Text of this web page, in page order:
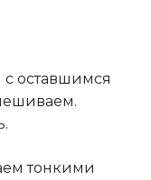
оставшимся
тонкими